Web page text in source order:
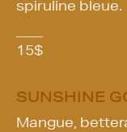
spiruline bleue.
15$
SUNSHINE
Mangue,